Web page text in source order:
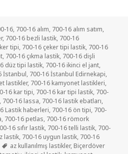
16, 700-16 alım, 700-16 alım satım,
, 700-16 bezli lastik, 700-16
tipi, 700-16 çeker tipi lastik, 700-16
, 700-16 çıkma lastik, 700-16 dişli
düz tipi lastik, 700-16 ikinci el jant,
İstanbul, 700-16 İstanbul Edirnekapi,
lastikler, 700-16 kamyonet lastikleri,
16 kar tipi, 700-16 kar tipi lastik, 700-
, 700-16 lassa, 700-16 lastik ebatları,
Lastik haberleri, 700-16 ön tipi, 700-
, 700-16 petlas, 700-16 römork
16 sıfır lastik, 700-16 telli lastik, 700-
lastik, 700-16 uygun lastik, 700-16
Etiketler
az kullanılmış lastikler, Biçerdöver